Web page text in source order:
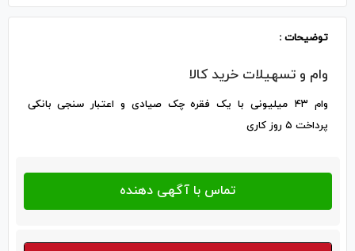
توضیحات :
وام و تسهیلات خرید کالا
وام ۴۳ میلیونی با یک فقره چک صیادی و اعتبار سنجی بانکی
پرداخت ۵ روز کاری